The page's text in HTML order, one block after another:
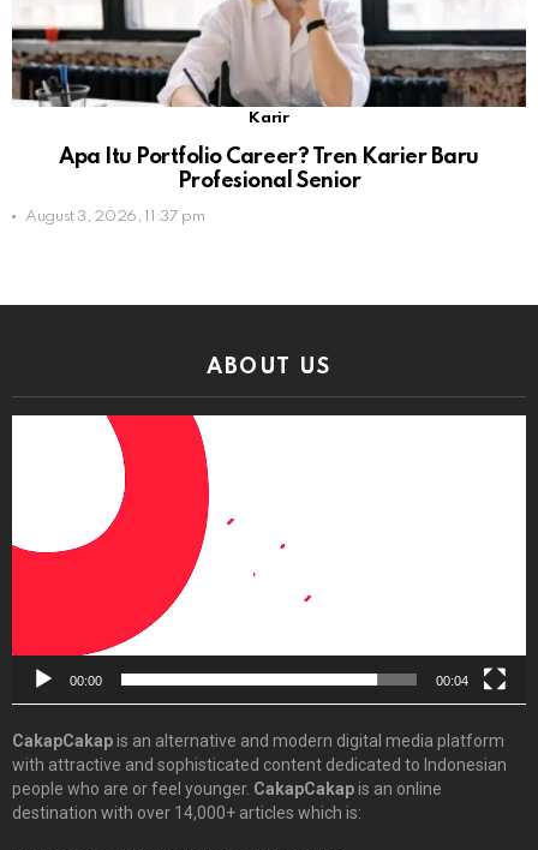
Karir
Apa Itu Portfolio Career? Tren Karier Baru
Profesional Senior
August 3, 2026, 11:37 pm
ABOUT US
00:00 00:04
CakapCakapis an alternative and modern digital media platform
with attractive and sophisticated content dedicated to Indonesian
people who are or feel younger. CakapCakapis an online
destination with over 14,000+ articles which is: